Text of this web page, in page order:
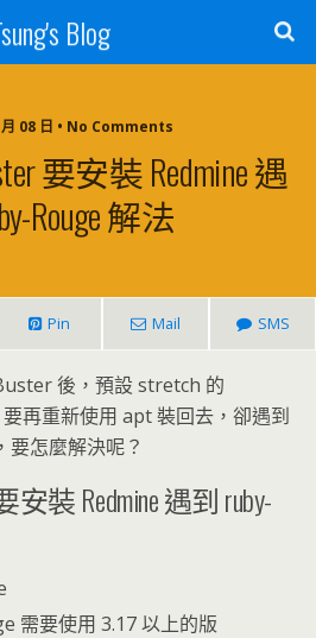
Blog
月 08 日 • No Comments
要安裝 Redmine 遇
Rouge 解法
Pin Mail SMS
後，預設 stretch 的
再重新使用 apt 裝回去，卻遇到
怎麼解決呢？
安裝 Redmine 遇到 ruby-
需要使用 3.17 以上的版